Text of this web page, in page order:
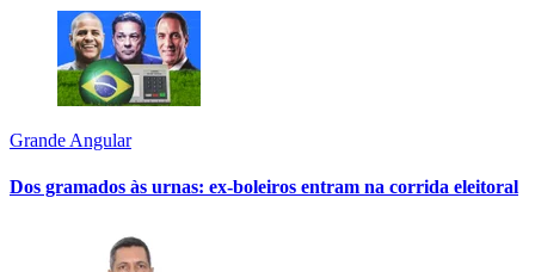
Grande Angular
Dos gramados às urnas: ex-boleiros entram na corrida eleitoral